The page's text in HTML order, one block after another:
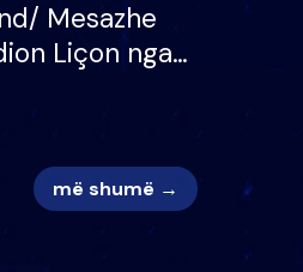
Mesazhe
Liçon nga
më shumë →